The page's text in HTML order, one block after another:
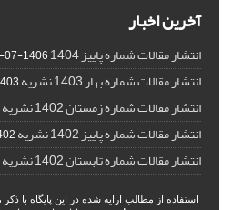
آخرین اخبار
انتشار مقالات شماره پاییز 1404 1406-07-08
انتشار مقالات شماره بهار 1403 نشریه 03-31
انتشار مقالات شماره زمستان 1402 نشریه
انتشار مقالات شماره پاییز 1402 نشریه 30
انتشار مقالات شماره تابستان 1402 نشریه
استفاده از مطالب ارایه شده در این پایگاه با ذکر